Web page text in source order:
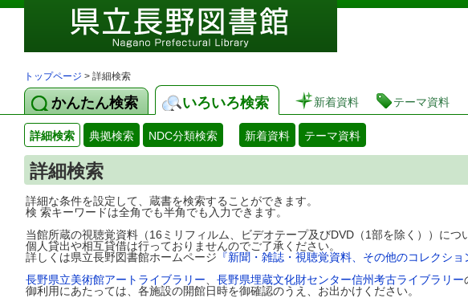
図書館 蔵書検
トップページ > 詳細検索
かんたん検索 いろいろ検索 新着資料 テーマ資料
詳細検索 典拠検索 NDC分類検索 新着資料 テーマ資料
詳細検索
詳細な条件を設定して、蔵書を検索することができます。
検 索キーワードは全角でも半角でも入力できます。
当館所蔵の視聴覚資料（16ミリフィルム、ビデオテープ及びDVD（1部を除く））につ
個人貸出や相互貸借は行っておりませんのでご了承ください。
詳しくは県立長野図書館ホームページ 『新聞・雑誌・視聴覚資料、その他のコレクショ
長野県立美術館アートライブラリー
長野県埋蔵文化財センター信州考古ライブラリー
御利用にあたっては、各施設の開館日時を御確認のうえ、お出かけください。